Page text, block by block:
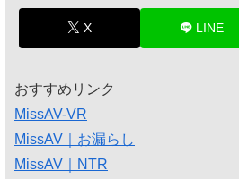
X LINE
おすすめリンク
MissAV-VR
MissAV｜お漏らし
MissAV｜NTR